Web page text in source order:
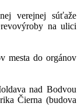
verejnej súťaže
na ulici
mesta do orgánov
nad Bodvou
Čierna (budova